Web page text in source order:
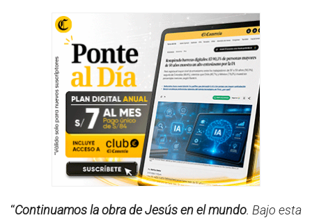
“Continuamos la obra de Jesús en el mundo. Bajo esta